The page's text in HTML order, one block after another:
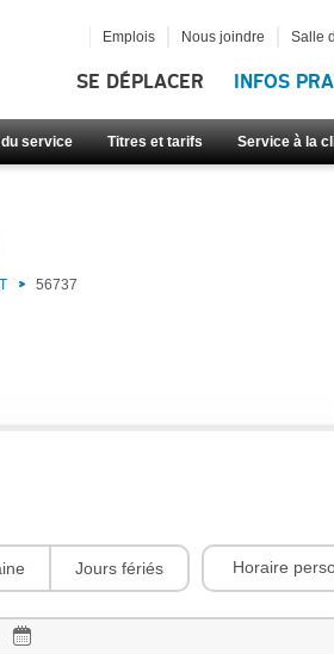
SE DÉPLACER INFOS
du service Titres et tarifs Service à la
Emplois Nous joindre Salle
56737
Jours fériés Horaire